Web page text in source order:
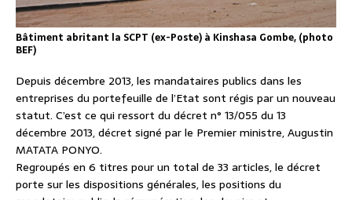
Bâtiment abritant la SCPT (ex-Poste) à Kinshasa Gombe, (photo
BEF)
Depuis décembre 2013, les mandataires publics dans les
entreprises du portefeuille de l’Etat sont régis par un nouveau
statut. C’est ce qui ressort du décret n° 13/055 du 13
décembre 2013, décret signé par le Premier ministre, Augustin
MATATA PONYO.
Regroupés en 6 titres pour un total de 33 articles, le décret
porte sur les dispositions générales, les positions du